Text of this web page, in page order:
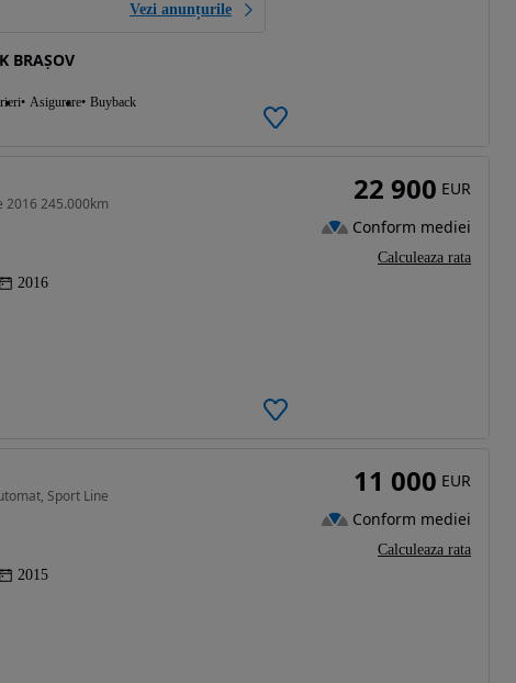
Vezi anunțurile
BRAȘOV
Asigurare Buyback
2016 245.000km
2016
22 900 EUR
Conform mediei
Calculeaza rata
Sport Line
2015
11 000 EUR
Conform mediei
Calculeaza rata